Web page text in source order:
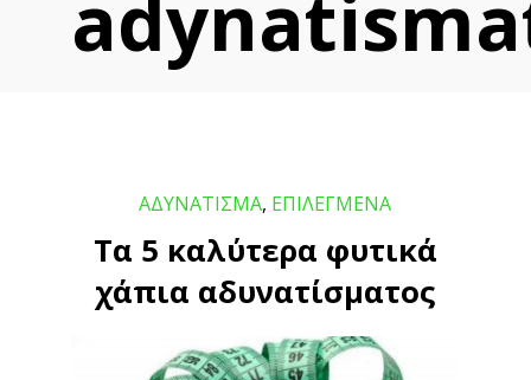
ΑΔΥΝΑΤΙΣΜΑ, ΕΠΙΛΕΓΜΕΝΑ
Τα 5 καλύτερα φυτικά
χάπια αδυνατίσματος